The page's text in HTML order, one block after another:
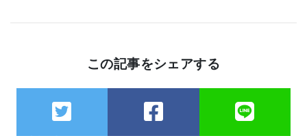
この記事をシェアする